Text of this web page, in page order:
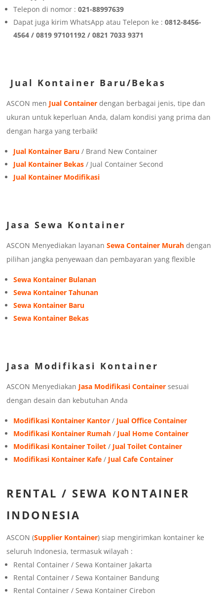
Telepon di nomor :021-88997639
Dapat juga kirim WhatsApp atau Telepon ke :0812-8456-
4564 / 0819 97101192 / 0821 7033 9371
Jual Kontainer Baru/Bekas
ASCON men Jual Container dengan berbagai jenis, tipe dan
ukuran untuk keperluan Anda, dalam kondisi yang prima dan
dengan harga yang terbaik!
Jual Kontainer Baru / Brand New Container
Jual Kontainer Bekas / Jual Container Second
Jual Kontainer Modifikasi
Jasa Sewa Kontainer
ASCON Menyediakan layananSewa Container Murah dengan
pilihan jangka penyewaan dan pembayaran yang flexible
Sewa Kontainer Bulanan
Sewa Kontainer Tahunan
Sewa Kontainer Baru
Sewa Kontainer Bekas
Jasa Modifikasi Kontainer
ASCON Menyediakan Jasa Modifikasi Container sesuai
dengan desain dan kebutuhan Anda
Modifikasi Kontainer Kantor / Jual Office Container
Modifikasi Kontainer Rumah / Jual Home Container
Modifikasi Kontainer Toilet / Jual Toilet Container
Modifikasi Kontainer Kafe / Jual Cafe Container
RENTAL / SEWA KONTAINER
INDONESIA
ASCON (Supplier Kontainer) siap mengirimkan kontainer ke
seluruh Indonesia, termasuk wilayah :
Rental Container / Sewa Kontainer Jakarta
Rental Container / Sewa Kontainer Bandung
Rental Container / Sewa Kontainer Cirebon